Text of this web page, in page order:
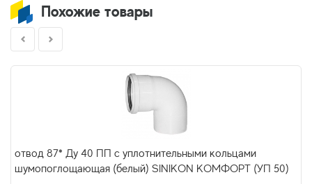
Похожие товары
отвод 87* Ду 40 ПП с уплотнительными кольцами
шумопоглощающая (белый) SINIKON КОМФОРТ (УП 50)